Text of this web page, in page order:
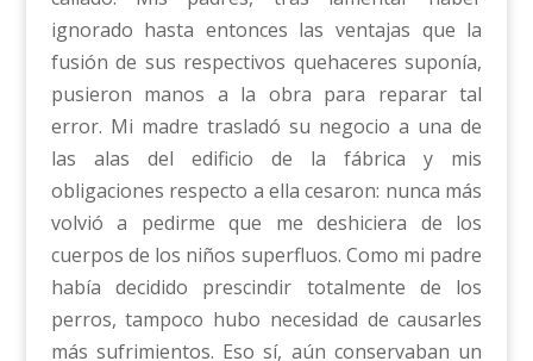
ignorado hasta entonces las ventajas que la
fusión de sus respectivos quehaceres suponía,
pusieron manos a la obra para reparar tal
error. Mi madre trasladó su negocio a una de
las alas del edificio de la fábrica y mis
obligaciones respecto a ella cesaron: nunca más
volvió a pedirme que me deshiciera de los
cuerpos de los niños superfluos. Como mi padre
había decidido prescindir totalmente de los
perros, tampoco hubo necesidad de causarles
más sufrimientos. Eso sí, aún conservaban un